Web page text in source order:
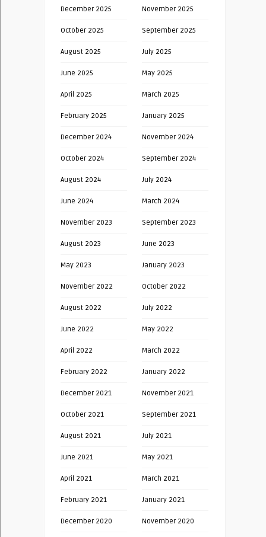
December 2025 November 2025
October 2025 September 2025
August 2025 July 2025
June 2025 May 2025
April 2025 March 2025
February 2025 January 2025
December 2024 November 2024
October 2024 September 2024
August 2024 July 2024
June 2024 March 2024
November 2023 September 2023
August 2023 June 2023
May 2023 January 2023
November 2022 October 2022
August 2022 July 2022
June 2022 May 2022
April 2022 March 2022
February 2022 January 2022
December 2021 November 2021
October 2021 September 2021
August 2021 July 2021
June 2021 May 2021
April 2021 March 2021
February 2021 January 2021
December 2020 November 2020